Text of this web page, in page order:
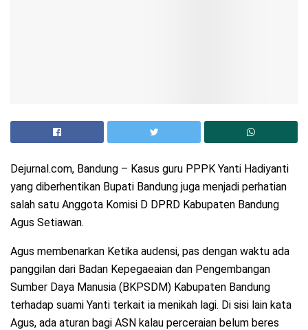
Dejurnal.com, Bandung – Kasus guru PPPK Yanti Hadiyanti
yang diberhentikan Bupati Bandung juga menjadi perhatian
salah satu Anggota Komisi D DPRD Kabupaten Bandung
Agus Setiawan.
Agus membenarkan Ketika audensi, pas dengan waktu ada
panggilan dari Badan Kepegaeaian dan Pengembangan
Sumber Daya Manusia (BKPSDM) Kabupaten Bandung
terhadap suami Yanti terkait ia menikah lagi. Di sisi lain kata
Agus, ada aturan bagi ASN kalau perceraian belum beres